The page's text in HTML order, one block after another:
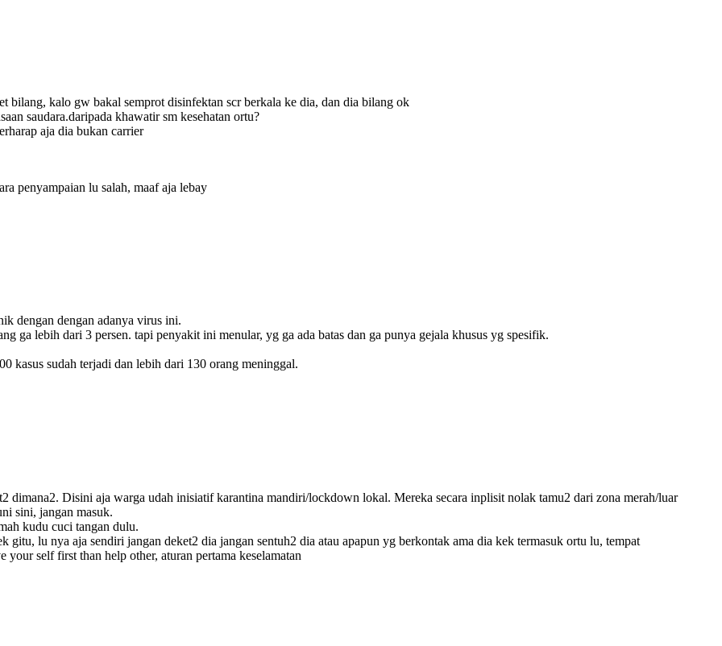
bilang, kalo gw bakal semprot disinfektan scr berkala ke dia, dan dia bilang ok
saudara.daripada khawatir sm kesehatan ortu?
aja dia bukan carrier
penyampaian lu salah, maaf aja lebay
dengan dengan adanya virus ini.
ga lebih dari 3 persen. tapi penyakit ini menular, yg ga ada batas dan ga punya gejala khusus yg spesifik.
kasus sudah terjadi dan lebih dari 130 orang meninggal.
dimana2. Disini aja warga udah inisiatif karantina mandiri/lockdown lokal. Mereka secara inplisit nolak tamu2 dari zona merah/luar
sini, jangan masuk.
kudu cuci tangan dulu.
lu nya aja sendiri jangan deket2 dia jangan sentuh2 dia atau apapun yg berkontak ama dia kek termasuk ortu lu, tempat
self first than help other, aturan pertama keselamatan